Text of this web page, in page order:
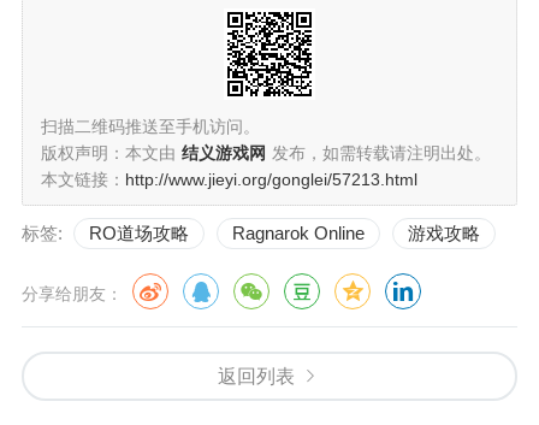
扫描二维码推送至手机访问。
版权声明：本文由 结义游戏网 发布，如需转载请注明出处。
本文链接： http://www.jieyi.org/gonglei/57213.html
标签: RO道场攻略 Ragnarok Online 游戏攻略
分享给朋友：
返回列表